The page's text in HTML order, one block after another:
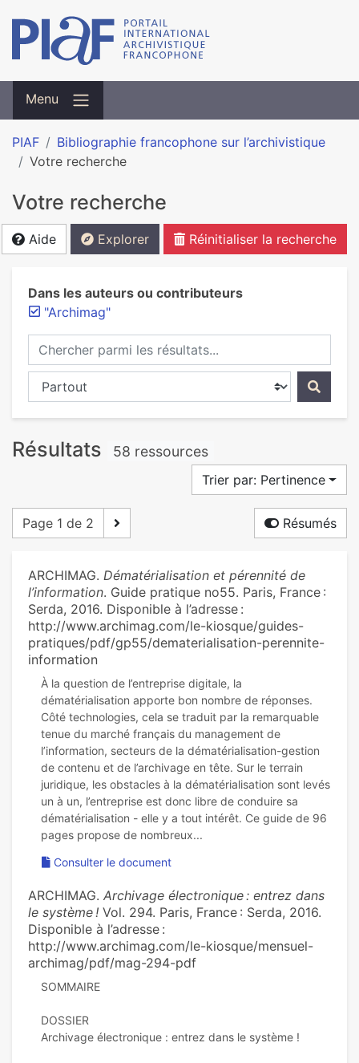
Menu
PIAF
Bibliographie francophone sur l’archivistique
Votre recherche
Votre recherche
Aide Explorer Réinitialiser la recherche
Dans les auteurs ou contributeurs
"Archimag"
Chercher parmi les résultats...
Chercher dans...
Résultats 58 ressources
Trier par: Pertinence
Page 1 de 2 Résumés
ARCHIMAG. Dématérialisation et pérennité de
l’information. Guide pratique no55. Paris, France :
Serda, 2016. Disponible à l’adresse :
http://www.archimag.com/le-kiosque/guides-
pratiques/pdf/gp55/dematerialisation-perennite-
information
À la question de l’entreprise digitale, la
dématérialisation apporte bon nombre de réponses.
Côté technologies, cela se traduit par la remarquable
tenue du marché français du management de
l’information, secteurs de la dématérialisation-gestion
de contenu et de l’archivage en tête. Sur le terrain
juridique, les obstacles à la dématérialisation sont levés
un à un, l’entreprise est donc libre de conduire sa
dématérialisation - elle y a tout intérêt. Ce guide de 96
Consulter le document
ARCHIMAG. Archivage électronique : entrez dans
le système ! Vol. 294. Paris, France : Serda, 2016.
Disponible à l’adresse :
http://www.archimag.com/le-kiosque/mensuel-
archimag/pdf/mag-294-pdf
SOMMAIRE
DOSSIER
Archivage électronique : entrez dans le système !